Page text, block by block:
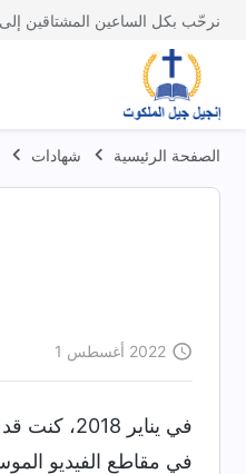
نرحّب بكل الساعين المشتاقين
الصفحة الرئيسية شهادات
2022 أغسطس 1
في يناير 2018، كنت قد قبلت للتو عمل
في مقاطع الفيديو